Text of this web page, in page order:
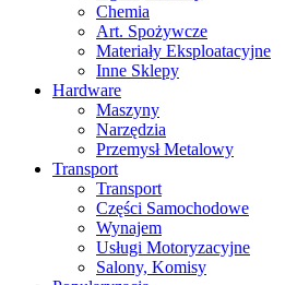
Chemia
Art. Spożywcze
Materiały Eksploatacyjne
Inne Sklepy
Hardware
Maszyny
Narzędzia
Przemysł Metalowy
Transport
Transport
Części Samochodowe
Wynajem
Usługi Motoryzacyjne
Salony, Komisy